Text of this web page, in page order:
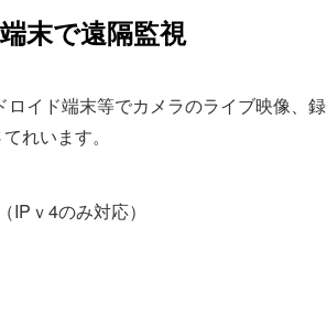
末で遠隔監視
イド端末等でカメラのライブ映像、録
れいます。
ｖ4のみ対応）